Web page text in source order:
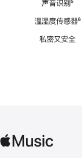
声音识别脚
⁵
温湿度传感器⁶
私密又安全